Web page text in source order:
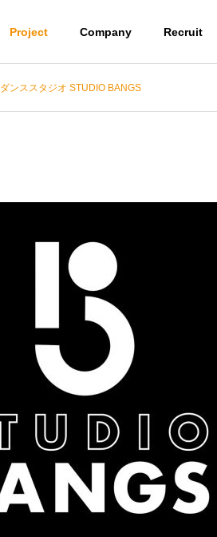
Project Company Recruit
ダンススタジオ STUDIO BANGS